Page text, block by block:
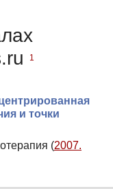
1
и точки
(2007.